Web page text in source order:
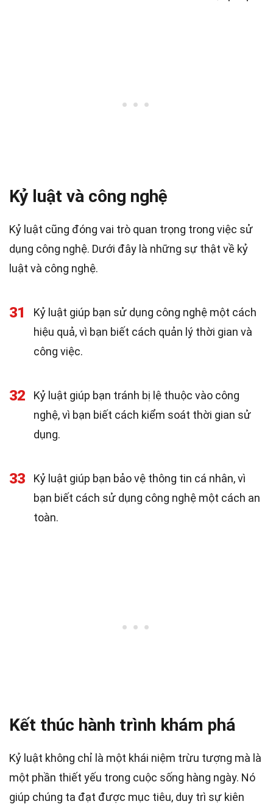
Kỷ luật và công nghệ
Kỷ luật cũng đóng vai trò quan trọng trong việc sử
dụng công nghệ. Dưới đây là những sự thật về kỷ
luật và công nghệ.
31
Kỷ luật giúp bạn sử dụng công nghệ một cách
hiệu quả, vì bạn biết cách quản lý thời gian và
công việc.
32
Kỷ luật giúp bạn tránh bị lệ thuộc vào công
nghệ, vì bạn biết cách kiểm soát thời gian sử
dụng.
33
Kỷ luật giúp bạn bảo vệ thông tin cá nhân, vì
bạn biết cách sử dụng công nghệ một cách an
toàn.
Kết thúc hành trình khám phá
Kỷ luật không chỉ là một khái niệm trừu tượng mà là
một phần thiết yếu trong cuộc sống hàng ngày. Nó
giúp chúng ta đạt được mục tiêu, duy trì sự kiên